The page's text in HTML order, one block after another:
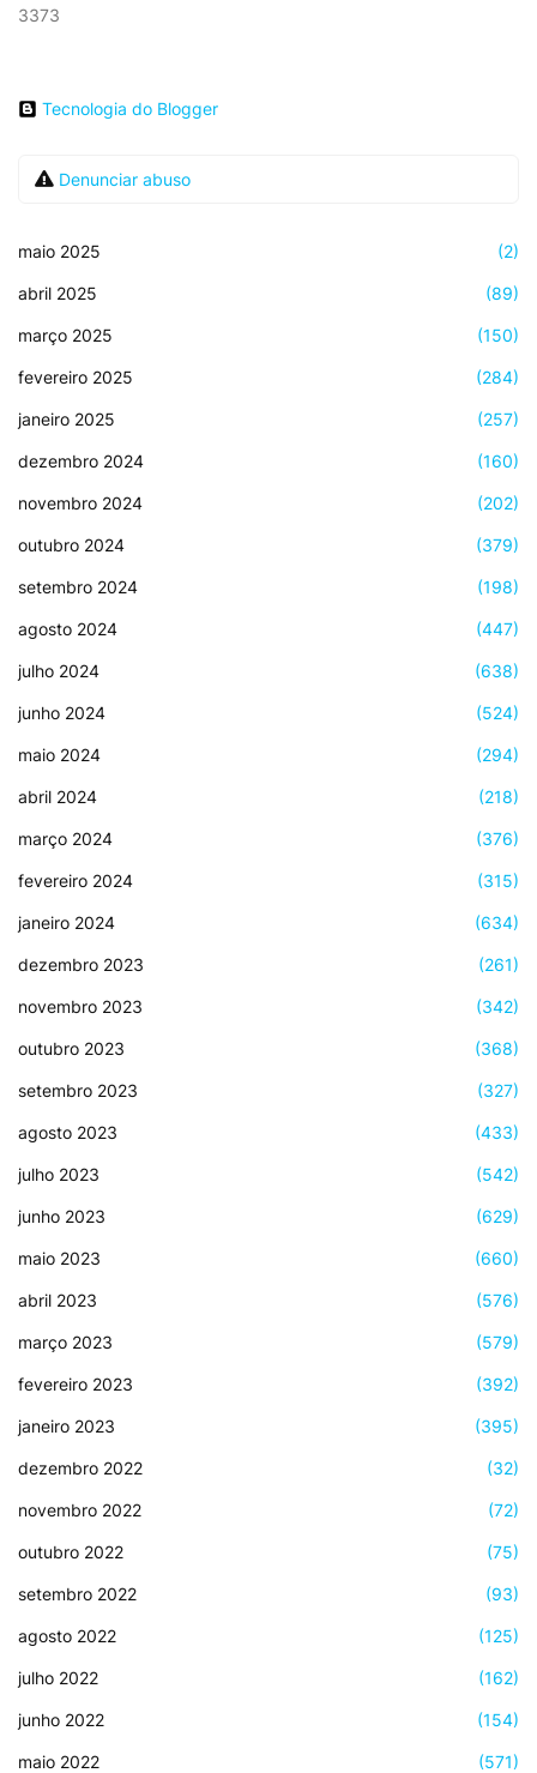
3373
Tecnologia do Blogger
Denunciar abuso
maio 2025 (2)
abril 2025 (89)
março 2025 (150)
fevereiro 2025 (284)
janeiro 2025 (257)
dezembro 2024 (160)
novembro 2024 (202)
outubro 2024 (379)
setembro 2024 (198)
agosto 2024 (447)
julho 2024 (638)
junho 2024 (524)
maio 2024 (294)
abril 2024 (218)
março 2024 (376)
fevereiro 2024 (315)
janeiro 2024 (634)
dezembro 2023 (261)
novembro 2023 (342)
outubro 2023 (368)
setembro 2023 (327)
agosto 2023 (433)
julho 2023 (542)
junho 2023 (629)
maio 2023 (660)
abril 2023 (576)
março 2023 (579)
fevereiro 2023 (392)
janeiro 2023 (395)
dezembro 2022 (32)
novembro 2022 (72)
outubro 2022 (75)
setembro 2022 (93)
agosto 2022 (125)
julho 2022 (162)
junho 2022 (154)
maio 2022 (571)